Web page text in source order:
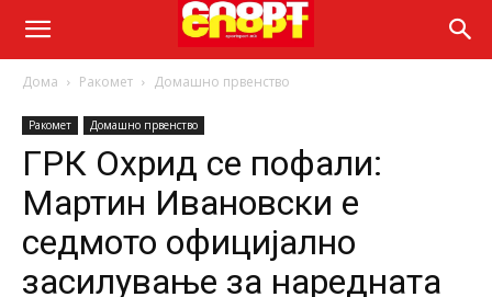
Дома Ракомет Домашно првенство
Ракомет Домашно првенство
ГРК Охрид се пофали:
Мартин Ивановски е
седмото официјално
засилување за наредната